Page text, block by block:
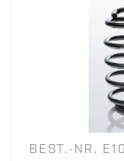
BEST.-NR.